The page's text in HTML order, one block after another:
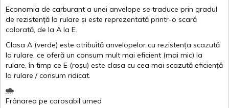
Economia de carburant a unei anvelope se traduce prin gradul
de rezistență la rulare și este reprezentată printr-o scară
colorată, de la A la E.
Clasa A (verde) este atribuită anvelopelor cu rezistența scazută
la rulare, ce oferă un consum mult mai eficient (mai mic) la
rulare,în timp ce E (roșu) este clasa cu cea mai scazută eficiență
la rulare /consum ridicat.
Frânarea pe carosabil umed